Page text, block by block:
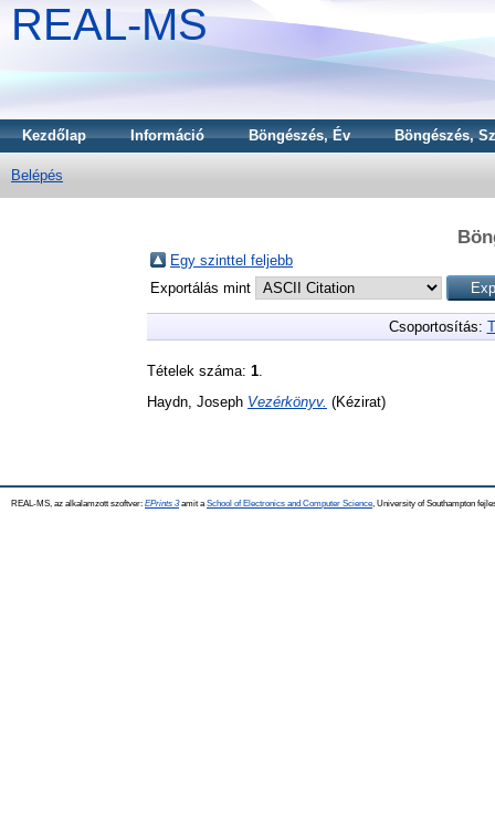
REAL-MS
Kezdőlap Információ Böngészés, Év Böngészés,
Belépés
Egy szinttel feljebb
Exportálás mint
Csoportosítás:
Tételek száma: 1
Haydn, Joseph Vezérkönyv. (Kézirat)
REAL-MS, az alkalamzott szoftver: EPrints 3amit a School of Electronics and Computer Science , University of Southampton